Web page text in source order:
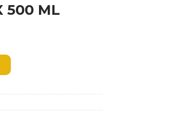
500 ML
cantidad